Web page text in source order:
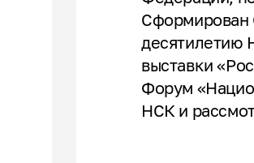
Сформирован
десятилетию
выставки
Форум
НСК и